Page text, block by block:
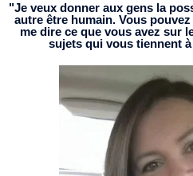
"Je veux donner aux gens la
autre être humain. Vous
me dire ce que vous avez sur
sujets qui vous tiennent